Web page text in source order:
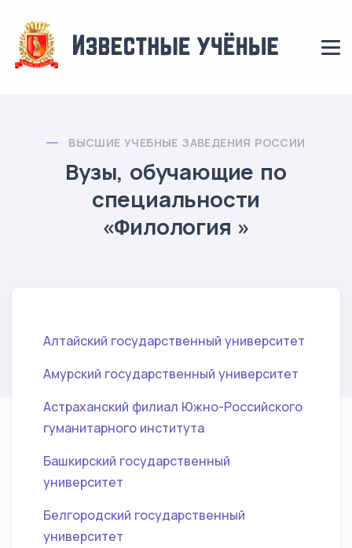
ВЫСШИЕ УЧЕБНЫЕ ЗАВЕДЕНИЯ РОССИИ
Вузы, обучающие по
специальности
«Филология »
Алтайский государственный университет
Амурский государственный университет
Астраханский филиал Южно-Российского
гуманитарного института
Башкирский государственный
университет
Белгородский государственный
университет